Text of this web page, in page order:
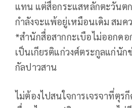
แทน แต่สื่อกระแสหลักตะวันตก
กำลังจะแพ้อยู่เหมือนเดิม สมค
*สำนักสื่อสากกะเบือไม่ออกด
เป็นเกียรติแก่วงศ์ตระกูลแก่นัก
กัลปาวสาน
ไม่ต้องไปสนใจการเจรจาที่ตุร